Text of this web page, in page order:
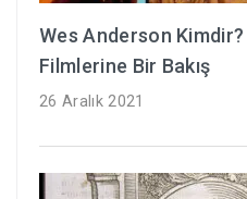
Wes Anderson
Filmlerine Bir Bakış
26 Aralık 2021